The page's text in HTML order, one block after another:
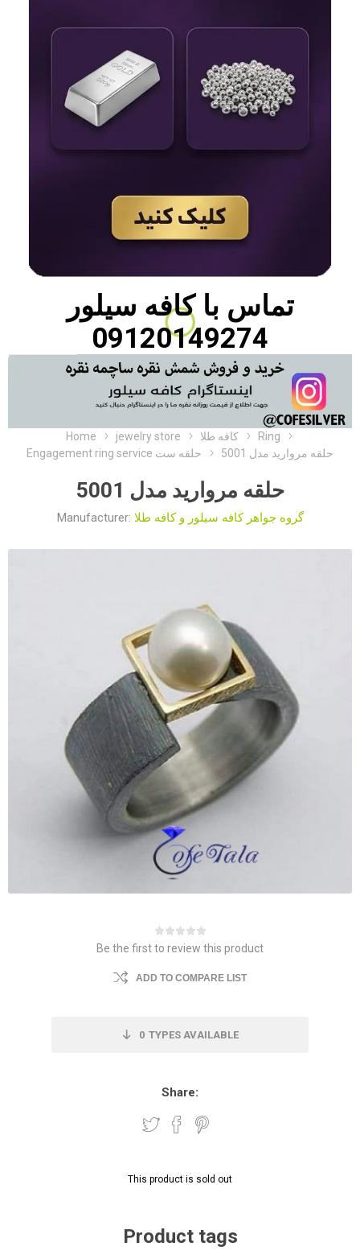
تماس باکافه سیلور
09120149274
Home jewelry store کافه طلا
Ring
Engagement ring service حلقه ست
حلقه مروارید مدل 5001
حلقه مروارید مدل 5001
Manufacturer: گروه جواهر کافه سیلور و کافه طلا
Be the first to review this product
ADD TO COMPARE LIST
0 TYPES AVAILABLE
Share:
This product is sold out
Product tags